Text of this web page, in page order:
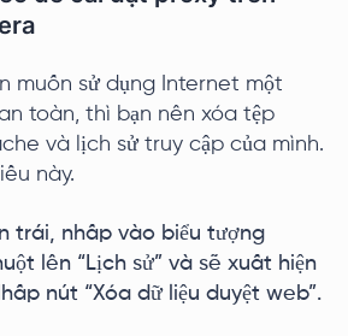
muốn sử dụng Internet một
toàn, thì bạn nên xóa tệp
và lịch sử truy cập của mình.
này.
trái, nhấp vào biểu tượng
lên “Lịch sử” và sẽ xuất hiện
nút “Xóa dữ liệu duyệt web”.